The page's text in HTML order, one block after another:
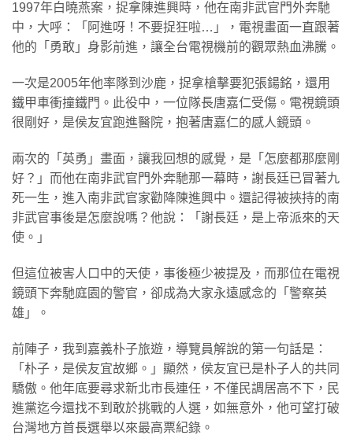
1997年白曉燕案，捉拿陳進興時，他在南非武官門外奔馳
中，大呼：「阿進呀！不要捉狂啦…」，電視畫面一直跟著
他的「勇敢」身影前進，讓全台電視機前的觀眾熱血沸騰。
一次是2005年他率隊到沙鹿，捉拿槍擊要犯張鍚銘，還用
鐵甲車衝撞鐵門。此役中，一位隊長唐嘉仁受傷。電視鏡頭
很剛好，是侯友宜跑進醫院，抱著唐嘉仁的感人鏡頭。
兩次的「英勇」畫面，讓我回想的感覺，是「怎麼都那麼剛
好？」而他在南非武官門外奔馳那一幕時，謝長廷已冒著九
死一生，進入南非武官家勸降陳進興中。還記得被挾持的南
非武官事後是怎麼說嗎？他說：「謝長廷，是上帝派來的天
使。」
但這位被害人口中的天使，事後極少被提及，而那位在電視
鏡頭下奔馳庭園的警官，卻成為大家永遠感念的「警察英
雄」。
前陣子，我到嘉義朴子旅遊，導覽員解說的第一句話是：
「朴子，是侯友宜故鄉。」顯然，侯友宜已是朴子人的共同
驕傲。他年底要尋求新北市長連任，不僅民調居高不下，民
進黨迄今還找不到敢於挑戰的人選，如無意外，他可望打破
台灣地方首長選舉以來最高票紀錄。